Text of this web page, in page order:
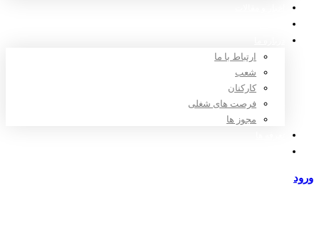
ارتباط با ما
شعب
کارکنان
فرصت های شغلی
مجوز ها
ورود